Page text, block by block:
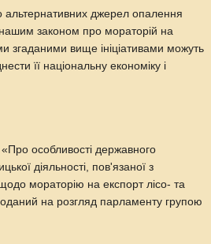
альтернативних джерел опалення
нашим законом про мораторій на
згаданими вище ініціативами можуть
її національну економіку і
особливості державного
діяльності, пов'язаної з
мораторію на експорт лісо- та
на розгляд парламенту групою